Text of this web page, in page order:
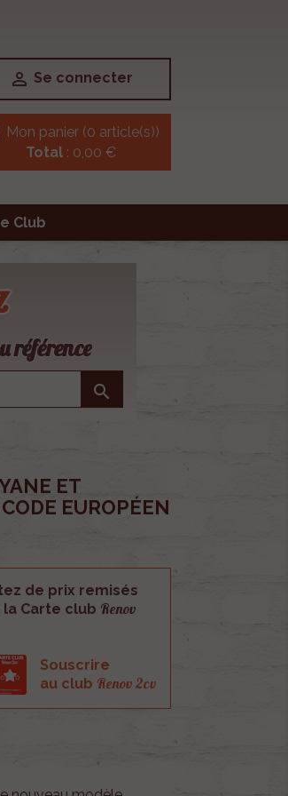
 Se connecter
Mon panier (0 article(s))
Total: 0,00 €
Club
référence

ET
EUROPÉEN
de prix remisés
la Carte club Renov
Souscrire
au club Renov 2cv